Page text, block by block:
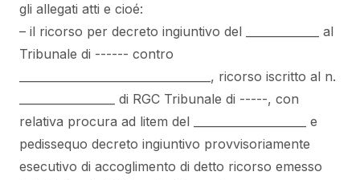
gli allegati atti e cioé:
– il ricorso per decreto ingiuntivo del _____________ al
Tribunale di ------ contro
__________________________________, ricorso iscritto al n.
_________________ di RGC Tribunale di -----, con
relativa procura ad litem del ____________________ e
pedissequo decreto ingiuntivo provvisoriamente
esecutivo di accoglimento di detto ricorso emesso